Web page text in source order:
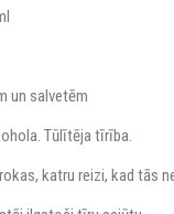
un salvetēm
Tūlītēja tīrība.
katru reizi, kad tās